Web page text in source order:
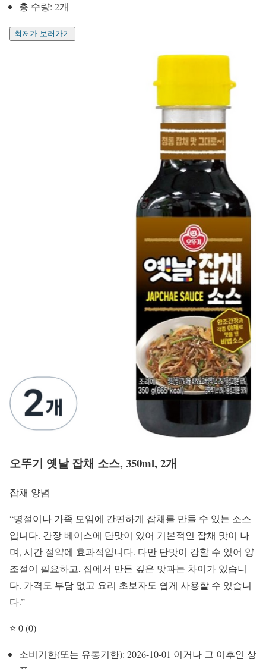
총 수량: 2개
최저가 보러가기
오뚜기 옛날 잡채 소스, 350ml, 2개
잡채 양념
“명절이나 가족 모임에 간편하게 잡채를 만들 수 있는 소스
입니다. 간장 베이스에 단맛이 있어 기본적인 잡채 맛이 나
며, 시간 절약에 효과적입니다. 다만 단맛이 강할 수 있어 양
조절이 필요하고, 집에서 만든 깊은 맛과는 차이가 있습니
다. 가격도 부담 없고 요리 초보자도 쉽게 사용할 수 있습니
다.”
⭐ 0 (0)
소비기한(또는 유통기한): 2026-10-01 이거나 그 이후인 상